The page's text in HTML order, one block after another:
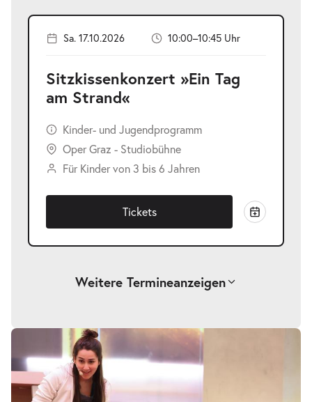
Sa. 17.10.2026 10:00–10:45 Uhr
Sitzkissenkonzert »Ein Tag
am Strand«
Kinder- und Jugendprogramm
Oper Graz - Studiobühne
Für Kinder von 3 bis 6 Jahren
Tickets
Weitere Termineanzeigen
Sitzkissenkonzert »Ein Tag am
Strand«-
Do.
15.10.2026
Do. 15.10.2026
10:00–10:45 Uhr